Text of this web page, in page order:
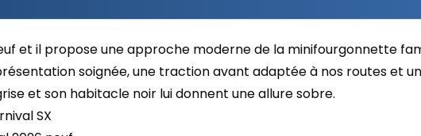
et il propose une approche moderne de la minifourgonnette
soignée, une traction avant adaptée à nos routes et
et son habitacle noir lui donnent une allure sobre.
SX